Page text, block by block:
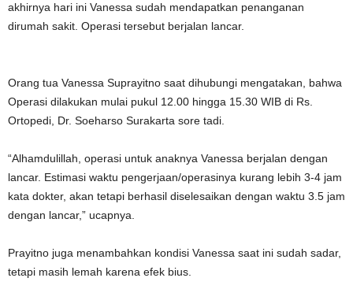
akhirnya hari ini Vanessa sudah mendapatkan penanganan
dirumah sakit. Operasi tersebut berjalan lancar.
Orang tua Vanessa Suprayitno saat dihubungi mengatakan, bahwa
Operasi dilakukan mulai pukul 12.00 hingga 15.30 WIB di Rs.
Ortopedi, Dr. Soeharso Surakarta sore tadi.
“Alhamdulillah, operasi untuk anaknya Vanessa berjalan dengan
lancar. Estimasi waktu pengerjaan/operasinya kurang lebih 3-4 jam
kata dokter, akan tetapi berhasil diselesaikan dengan waktu 3.5 jam
dengan lancar,” ucapnya.
Prayitno juga menambahkan kondisi Vanessa saat ini sudah sadar,
tetapi masih lemah karena efek bius.